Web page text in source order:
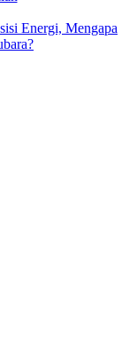
Energi, Mengapa